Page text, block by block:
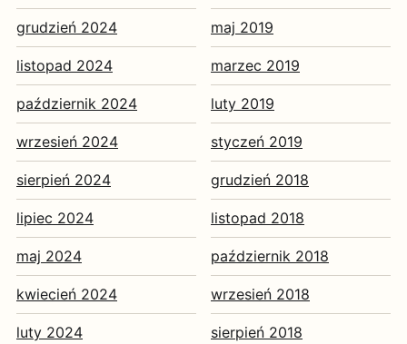
grudzień 2024
listopad 2024
październik 2024
wrzesień 2024
sierpień 2024
lipiec 2024
maj 2024
kwiecień 2024
luty 2024
maj 2019
marzec 2019
luty 2019
styczeń 2019
grudzień 2018
listopad 2018
październik 2018
wrzesień 2018
sierpień 2018